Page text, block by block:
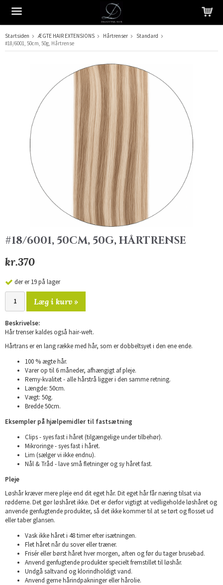
Produktet er blevet tilføjet til din indkøbskurv
Startsiden ÆGTE HAIR EXTENSIONS Hårtrenser
Standard
#18/6001, 50cm, 50g, Hårtrense
#18/6001, 50CM, 50G, HÅRTRENSE
kr.370
der er 19 på lager
Læg i kurv »
Beskrivelse:
Hår trenser kaldes også hair-weft.
Hårtrans er en lang række med hår, som er dobbeltsyet i den ene ende.
100 % ægte hår.
Varer op til 6 måneder, afhængigt af pleje.
Remy-kvalitet - alle hårstrå ligger i den samme retning.
Længde: 50cm.
Vægt: 50g.
Bredde 50cm.
Eksempler på hjælpemidler til fastsætning
Clips - syes fast i håret (tilgængelige under tilbehør).
Mikroringe - syes fast i håret.
Lim (sælger vi ikke endnu).
Nål & Tråd - lave små fletninger og sy håret fast.
Pleje
Løshår kræver mere pleje end dit eget hår. Dit eget hår får næring tilsat via
rødderne. Det gør løshåret ikke. Det er derfor vigtigt at vedligeholde løshåret og
anvende genfugtende produkter, så det ikke kommer til at se tørt og flosset ud
eller taber glansen.
Vask ikke håret i 48 timer efter isætningen.
Flet håret når du sover eller træner.
Frisér eller børst håret hver morgen, aften og før du tager brusebad.
Anvend genfugtende produkter specielt fremstillet til løshår.
Undgå saltvand og klorindholdigt vand.
Anvend gerne hårindpakninger eller hårolie.